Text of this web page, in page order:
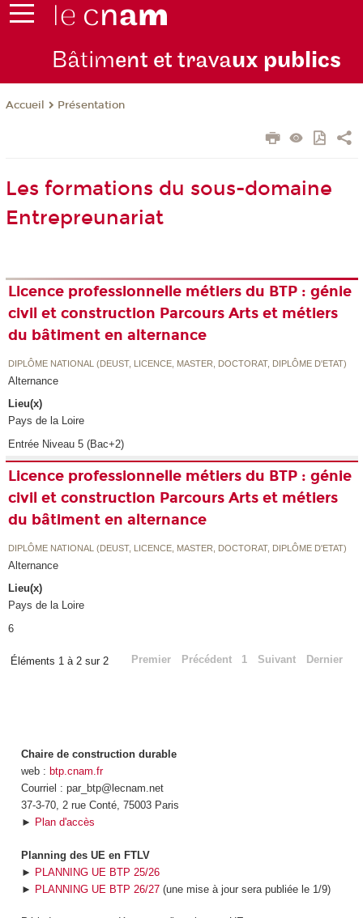
Bâtiment et travaux publics
Accueil Présentation
Les formations du sous-domaine
Entrepreunariat
Licence professionnelle métiers du BTP : génie
civil et construction Parcours Arts et métiers
du bâtiment en alternance
DIPLÔME NATIONAL (DEUST, LICENCE, MASTER, DOCTORAT, DIPLÔME D'ETAT)
Alternance
Lieu(x)
Pays de la Loire
Entrée Niveau 5 (Bac+2)
Licence professionnelle métiers du BTP : génie
civil et construction Parcours Arts et métiers
du bâtiment en alternance
DIPLÔME NATIONAL (DEUST, LICENCE, MASTER, DOCTORAT, DIPLÔME D'ETAT)
Alternance
Lieu(x)
Pays de la Loire
6
Éléments 1 à 2 sur 2 Premier Précédent 1 Suivant Dernier
Chaire de construction durable
web : btp.cnam.fr
Courriel : par_btp@lecnam.net
37-3-70, 2 rue Conté, 75003 Paris
► Plan d'accès
Planning des UE en FTLV
► PLANNING UE BTP 25/26
► PLANNING UE BTP 26/27(une mise à jour sera publiée le 1/9)